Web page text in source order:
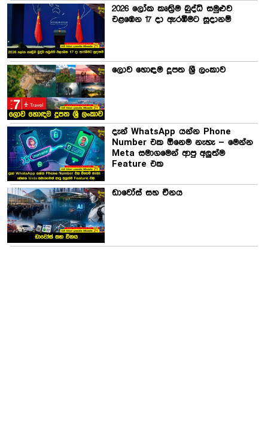
2026 ලෝක කෘත්‍රිම බුද්ධි සමුළුව
එළඹෙන 17 දා ඇරඹීමට සූදානම්
ලොව හොඳම දූපත ශ්‍රී ලංකාව
දැන් WhatsApp යන්න Phone
Number එක ඕනෙම නැහැ – මෙන්න
Meta සමාගමෙන් ආපු අලුත්ම
Feature එක
ඩාවෝස් සහ චීනය